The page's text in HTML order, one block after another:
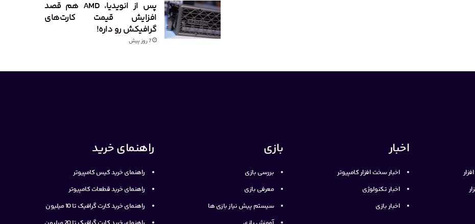
پس از انویدیا، AMD هم قصد
افزایش قیمت کارت‌های
گرافیکش رو داره!
7 روز پیش
اخبار
اخبار سخت افزار کامپیوتر
اخبار تکنولوژی
اخبار بازی
بازی
بررسی بازی
معرفی بازی
سیستم پیش نیاز بازی ها
راهنمای خرید
راهنمای خرید کیس کامپیوتر
راهنمای خرید قطعات کامپیوتر
راهنمای خرید کارت گرافیک تا 10 میلیون